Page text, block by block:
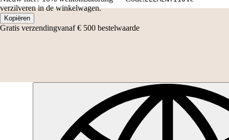
verzilveren in de winkelwagen.
Kopiëren
Gratis verzendingvanaf € 500 bestelwaarde